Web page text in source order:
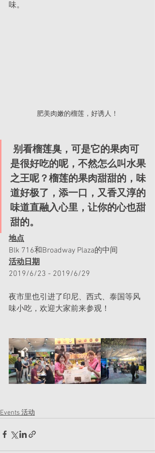
味。
肥美肉嫩的榴莲，好诱人！
是很好吃的呢，不然怎么叫水果
之王呢？榴莲的果肉甜甜的，味
道好极了，添一口，又香又淳的
味道直融入心里，让你的心也甜
甜的。
地点
Blk 716和Broadway Plaza的中间
活动日期
2019/6/23 - 2019/6/29
夜市里也引进了印尼、西式、泰国等风
味小吃，欢迎大家前来参观！
Events 活动